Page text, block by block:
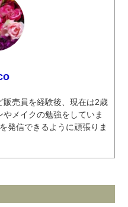
売員を経験後、現在は2歳
メイクの勉強をしていま
発信できるように頑張りま